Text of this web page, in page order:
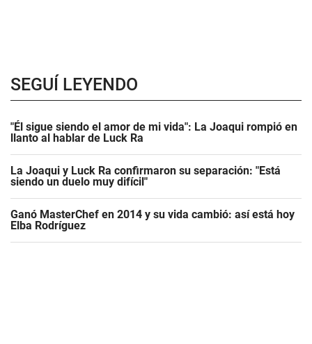
SEGUÍ LEYENDO
"Él sigue siendo el amor de mi vida": La Joaqui rompió en
llanto al hablar de Luck Ra
La Joaqui y Luck Ra confirmaron su separación: "Está
siendo un duelo muy difícil"
Ganó MasterChef en 2014 y su vida cambió: así está hoy
Elba Rodríguez